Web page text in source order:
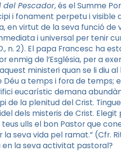
del Pescador, és el Summe
i fonament perpetu i visible
en virtut de la seva funció
i universal per tenir
., n. 2). El papa Francesc ha
enmig de l’Església, per a
ministeri quan se li diu
Déu a temps i fora de
eucarístic demana
la plenitud del Crist.
dels misteris de Crist.
ulls el bon Pastor que
seva vida pel ramat.” (Cfr.
en la seva activitat pastoral?